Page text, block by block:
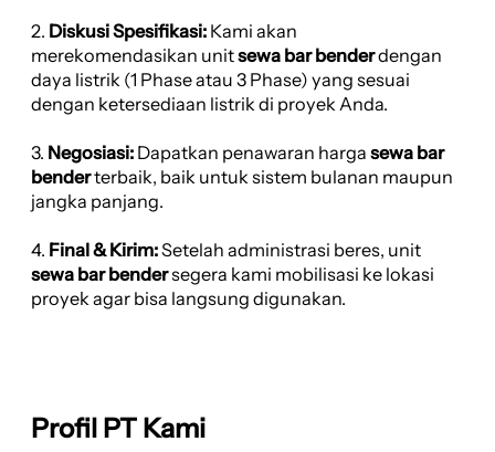
2. Diskusi Spesifikasi: Kami akan
merekomendasikan unitsewa bar benderdengan
daya listrik (1 Phase atau 3 Phase) yang sesuai
dengan ketersediaan listrik di proyek Anda.
3. Negosiasi: Dapatkan penawaran harga sewa bar
benderterbaik, baik untuk sistem bulanan maupun
jangka panjang.
4. Final & Kirim:Setelah administrasi beres, unit
sewa bar bendersegera kami mobilisasi ke lokasi
proyek agar bisa langsung digunakan.
Profil PT Kami